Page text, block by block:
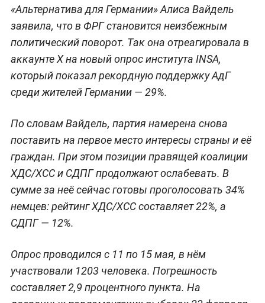
«Альтернатива для Германии» Алиса Вайдель
заявила, что в ФРГ становится неизбежным
политический поворот. Так она отреагировала в
аккаунте Х на новый опрос института INSA,
который показал рекордную поддержку АдГ
среди жителей Германии — 29%.
По словам Вайдель, партия намерена снова
поставить на первое место интересы страны и её
граждан. При этом позиции правящей коалиции
ХДС/ХСС и СДПГ продолжают ослабевать. В
сумме за неё сейчас готовы проголосовать 34%
немцев: рейтинг ХДС/ХСС составляет 22%, а
СДПГ — 12%.
Опрос проводился с 11 по 15 мая, в нём
участвовали 1203 человека. Погрешность
составляет 2,9 процентного пункта. На